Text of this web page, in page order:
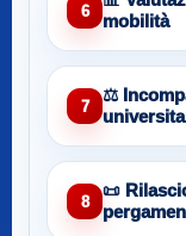
6
mobilità
7
⚖️
8
📜